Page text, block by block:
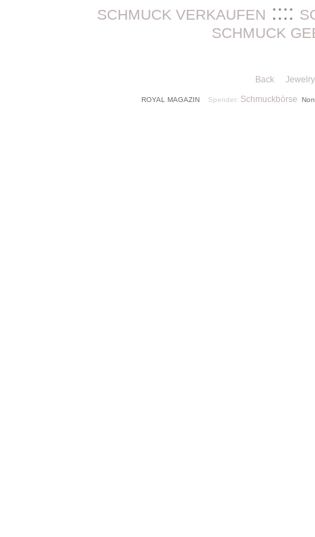
SCHMUCK VERKAUFEN ::::
SCHMUCK
Back
ROYAL MAGAZIN Spender: Schmuckbörse